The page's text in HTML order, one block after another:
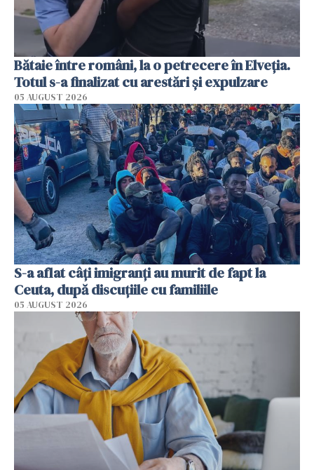
Bătaie între români, la o petrecere în Elveția.
Totul s-a finalizat cu arestări și expulzare
05 AUGUST 2026
S-a aflat câți imigranți au murit de fapt la
Ceuta, după discuțiile cu familiile
05 AUGUST 2026